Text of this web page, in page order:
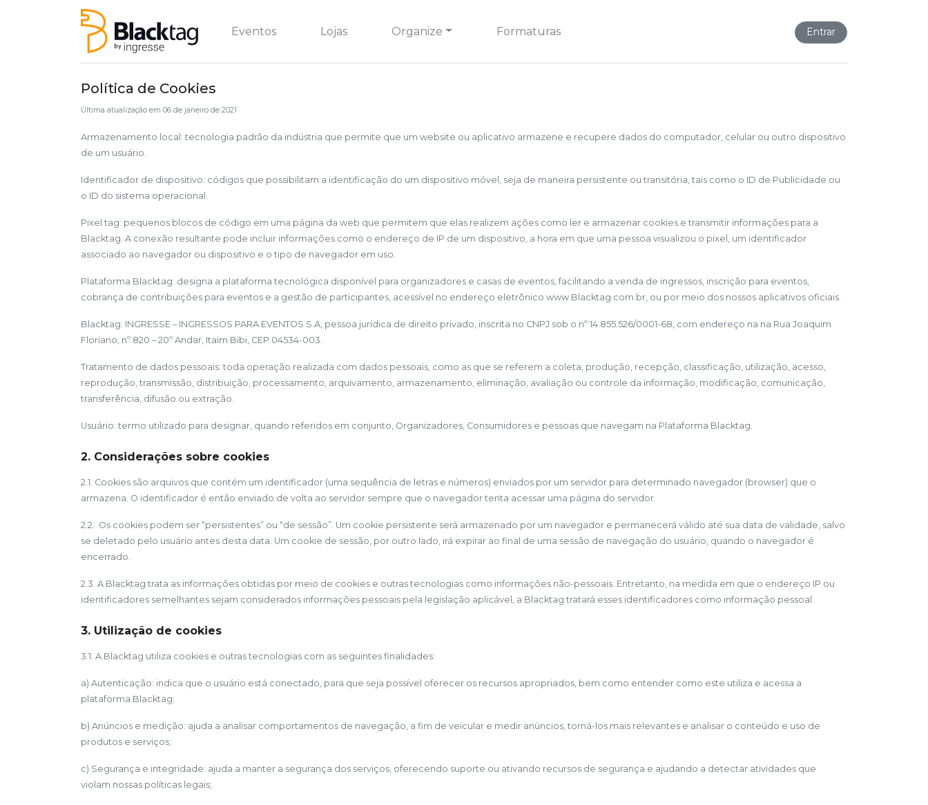
Eventos Lojas Organize Formaturas Entrar
Política de Cookies
Última atualização em 06 de janeiro de 2021
Armazenamento local: tecnologia padrão da indústria que permite que um website ou aplicativo armazene e recupere dados do computador, celular ou outro dispositivo
de um usuário.
Identificador de dispositivo: códigos que possibilitam a identificação do um dispositivo móvel, seja de maneira persistente ou transitória, tais como o ID de Publicidade ou
o ID do sistema operacional.
Pixel tag: pequenos blocos de código em uma página da web que permitem que elas realizem ações como ler e armazenar cookies e transmitir informações para a
Blacktag. A conexão resultante pode incluir informações como o endereço de IP de um dispositivo, a hora em que uma pessoa visualizou o pixel, um identificador
associado ao navegador ou dispositivo e o tipo de navegador em uso.
Plataforma Blacktag: designa a plataforma tecnológica disponível para organizadores e casas de eventos, facilitando a venda de ingressos, inscrição para eventos,
cobrança de contribuições para eventos e a gestão de participantes, acessível no endereço eletrônico www.Blacktag.com.br, ou por meio dos nossos aplicativos oficiais.
Blacktag: INGRESSE – INGRESSOS PARA EVENTOS S.A, pessoa jurídica de direito privado, inscrita no CNPJ sob o nº 14.855.526/0001-68, com endereço na na Rua Joaquim
Floriano, nº 820 – 20º Andar, Itaim Bibi, CEP 04534-003.
Tratamento de dados pessoais: toda operação realizada com dados pessoais, como as que se referem a coleta, produção, recepção, classificação, utilização, acesso,
reprodução, transmissão, distribuição, processamento, arquivamento, armazenamento, eliminação, avaliação ou controle da informação, modificação, comunicação,
transferência, difusão ou extração.
Usuário: termo utilizado para designar, quando referidos em conjunto, Organizadores, Consumidores e pessoas que navegam na Plataforma Blacktag.
2. Considerações sobre cookies
2.1. Cookies são arquivos que contém um identificador (uma sequência de letras e números) enviados por um servidor para determinado navegador (browser) que o
armazena. O identificador é então enviado de volta ao servidor sempre que o navegador tenta acessar uma página do servidor.
2.2. Os cookies podem ser “persistentes” ou “de sessão”. Um cookie persistente será armazenado por um navegador e permanecerá válido até sua data de validade, salvo
se deletado pelo usuário antes desta data. Um cookie de sessão, por outro lado, irá expirar ao final de uma sessão de navegação do usuário, quando o navegador é
encerrado.
2.3. A Blacktag trata as informações obtidas por meio de cookies e outras tecnologias como informações não-pessoais. Entretanto, na medida em que o endereço IP ou
identificadores semelhantes sejam considerados informações pessoais pela legislação aplicável, a Blacktag tratará esses identificadores como informação pessoal.
3. Utilização de cookies
3.1. A Blacktag utiliza cookies e outras tecnologias com as seguintes finalidades:
a) Autenticação: indica que o usuário está conectado, para que seja possível oferecer os recursos apropriados, bem como entender como este utiliza e acessa a
plataforma Blacktag;
b) Anúncios e medição: ajuda a analisar comportamentos de navegação, a fim de veicular e medir anúncios, torná-los mais relevantes e analisar o conteúdo e uso de
produtos e serviços;
c) Segurança e integridade: ajuda a manter a segurança dos serviços, oferecendo suporte ou ativando recursos de segurança e ajudando a detectar atividades que
violam nossas políticas legais;